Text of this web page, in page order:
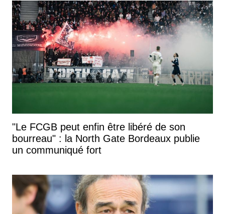
"Le FCGB peut enfin être libéré de son
bourreau" : la North Gate Bordeaux publie
un communiqué fort